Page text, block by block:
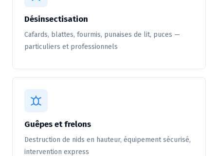
Désinsectisation
Cafards, blattes, fourmis, punaises de lit, puces —
particuliers et professionnels
Guêpes et frelons
Destruction de nids en hauteur, équipement sécurisé,
intervention express